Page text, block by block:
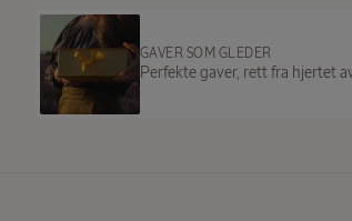
GAVER SOM GLEDER
Perfekte gaver, rett fra hjertet